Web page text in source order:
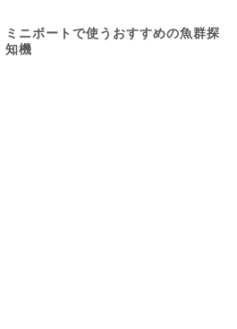
ミニボートで使うおすすめの魚群探
知機